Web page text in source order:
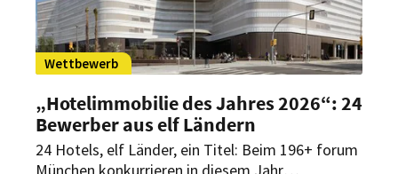
Wettbewerb
„Hotelimmobilie des Jahres 2026“: 24
Bewerber aus elf Ländern
24 Hotels, elf Länder, ein Titel: Beim 196+ forum
München konkurrieren in diesem Jahr